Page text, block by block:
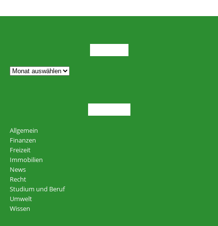
Allgemein
Finanzen
Freizeit
Immobilien
News
Recht
Studium und Beruf
Umwelt
Wissen